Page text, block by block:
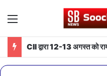
Menu